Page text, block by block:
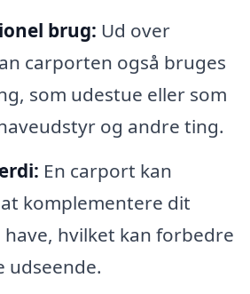
brug: Ud over
carporten også bruges
som udestue eller som
og andre ting.
En carport kan
komplementere dit
hvilket kan forbedre
udseende.